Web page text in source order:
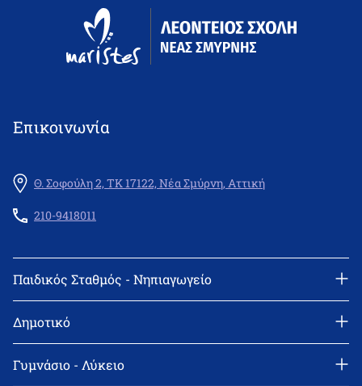
Επικοινωνία
Θ. Σοφούλη 2, ΤΚ 17122, Νέα Σμύρνη, Αττική
210-9418011
Παιδικός Σταθμός - Νηπιαγωγείο
email: info@leonteiosns.gr
Δημοτικό
email: info@leonteiosns.gr
Γυμνάσιο - Λύκειο